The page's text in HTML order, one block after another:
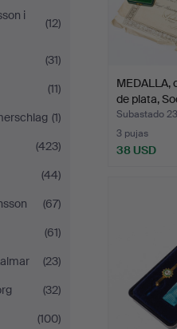
i
(12)
(31)
(11)
(1)
(423)
(44)
(67)
(61)
(23)
(32)
(100)
MEDALLA,
de plata,
Subastado
3 pujas
38 USD